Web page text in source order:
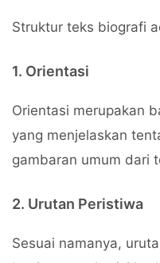
Struktur teks biografi
1. Orientasi
Orientasi merupakan
yang menjelaskan
gambaran umum dari
2. Urutan Peristiwa
Sesuai namanya,